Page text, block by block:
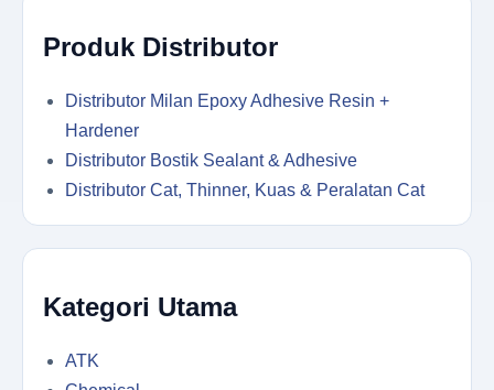
Produk Distributor
Distributor Milan Epoxy Adhesive Resin +
Hardener
Distributor Bostik Sealant & Adhesive
Distributor Cat, Thinner, Kuas & Peralatan Cat
Kategori Utama
ATK